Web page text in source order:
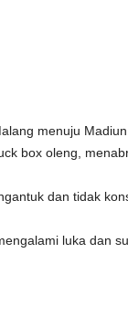
menuju
box oleng,
dan tidak
luka dan